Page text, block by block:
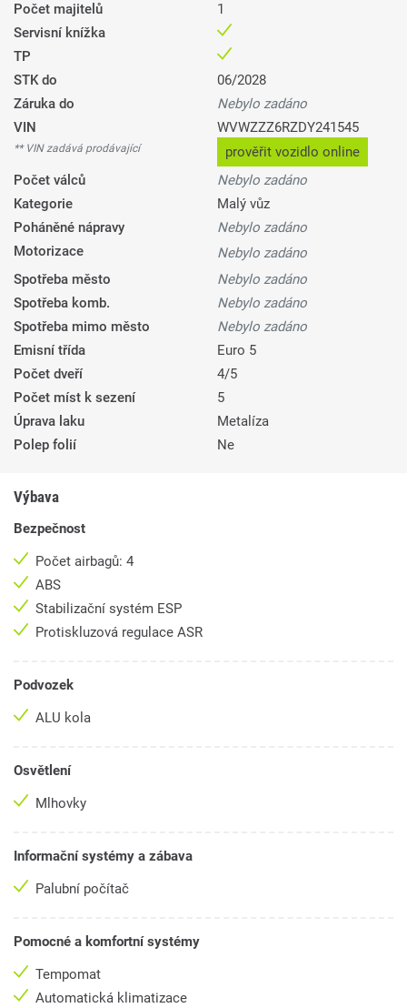
Počet majitelů
1
Servisní knížka
TP
STK do
06/2028
Záruka do
Nebylo zadáno
VIN
** VIN zadává prodávající
WVWZZZ6RZDY241545
prověřit vozidlo online
Počet válců
Nebylo zadáno
Kategorie
Malý vůz
Poháněné nápravy
Nebylo zadáno
Motorizace
Nebylo zadáno
Spotřeba město
Nebylo zadáno
Spotřeba komb.
Nebylo zadáno
Spotřeba mimo město
Nebylo zadáno
Emisní třída
Euro 5
Počet dveří
4/5
Počet míst k sezení
5
Úprava laku
Metalíza
Polep folií
Ne
Výbava
Bezpečnost
Počet airbagů: 4
ABS
Stabilizační systém ESP
Protiskluzová regulace ASR
Podvozek
ALU kola
Osvětlení
Mlhovky
Informační systémy a zábava
Palubní počítač
Pomocné a komfortní systémy
Tempomat
Automatická klimatizace